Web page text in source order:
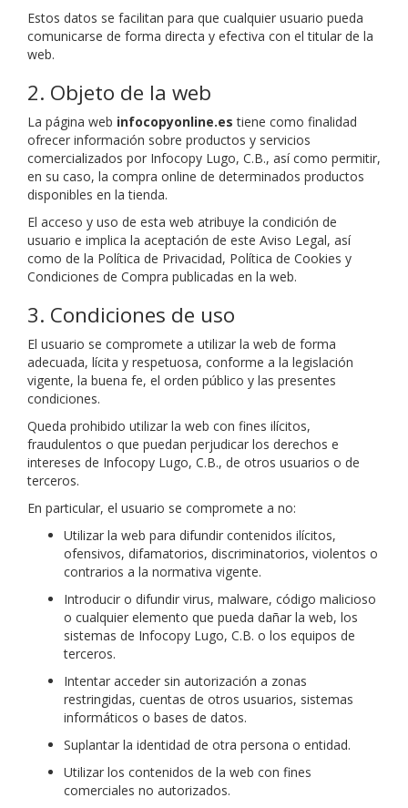
Estos datos se facilitan para que cualquier usuario pueda
comunicarse de forma directa y efectiva con el titular de la
web.
2. Objeto de la web
La página web infocopyonline.es tiene como finalidad
ofrecer información sobre productos y servicios
comercializados por Infocopy Lugo, C.B., así como permitir,
en su caso, la compra online de determinados productos
disponibles en la tienda.
El acceso y uso de esta web atribuye la condición de
usuario e implica la aceptación de este Aviso Legal, así
como de la Política de Privacidad, Política de Cookies y
Condiciones de Compra publicadas en la web.
3. Condiciones de uso
El usuario se compromete a utilizar la web de forma
adecuada, lícita y respetuosa, conforme a la legislación
vigente, la buena fe, el orden público y las presentes
condiciones.
Queda prohibido utilizar la web con fines ilícitos,
fraudulentos o que puedan perjudicar los derechos e
intereses de Infocopy Lugo, C.B., de otros usuarios o de
terceros.
En particular, el usuario se compromete a no:
Utilizar la web para difundir contenidos ilícitos,
ofensivos, difamatorios, discriminatorios, violentos o
contrarios a la normativa vigente.
Introducir o difundir virus, malware, código malicioso
o cualquier elemento que pueda dañar la web, los
sistemas de Infocopy Lugo, C.B. o los equipos de
terceros.
Intentar acceder sin autorización a zonas
restringidas, cuentas de otros usuarios, sistemas
informáticos o bases de datos.
Suplantar la identidad de otra persona o entidad.
Utilizar los contenidos de la web con fines
comerciales no autorizados.